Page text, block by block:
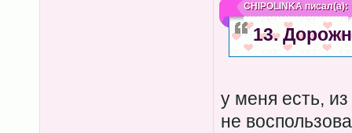
CHIPOLINKAписал(а):
13.
у меня есть,
не